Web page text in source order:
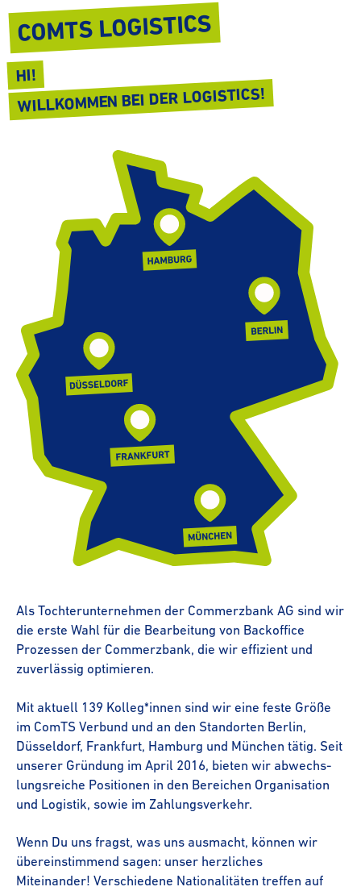
COMTS LOGISTICS
HI!
WILL­KOMMEN BEI DER LOGISTICS!
Als Toch­ter­un­ter­nehmen der Commerzbank AG sind wir
die erste Wahl für die Bearbeitung von Backoffice
Prozessen der Commerzbank, die wir effizient und
zuverlässig optimieren.
Mit aktuell 139 Kolleg*innen sind wir eine feste Größe
im ComTS Verbund und an den Standorten Berlin,
Düsseldorf, Frankfurt, Hamburg und München tätig. Seit
unserer Gründung im April 2016, bieten wir abwechs­
lungs­reiche Positionen in den Bereichen Organisation
und Logistik, sowie im Zahlungs­ver­kehr.
Wenn Du uns fragst, was uns ausmacht, können wir
über­ein­stim­mend sagen: unser herzliches
Miteinander! Verschiedene Nationalitäten treffen auf